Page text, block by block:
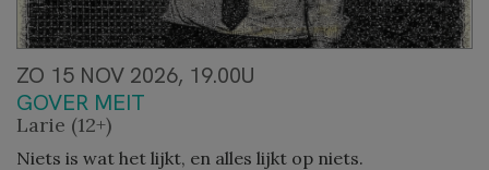
ZO 15 NOV 2026, 19.00U
GOVER MEIT
Larie (12+)
Niets is wat het lijkt, en alles lijkt op niets.